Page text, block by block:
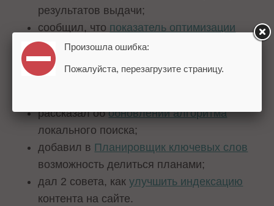
результатов выдачи;
сообщил, что показатель оптимизации
Google Adsстал доступен для кампаний
КМС;
позволил читать сообщения, не покидая
рассказал обобновлении алгоритма
локального поиска;
добавил в Планировщик ключевых слов
возможность делиться планами;
дал 2 совета, какулучшить индексацию
контента на сайте.
Произошла ошибка:
Пожалуйста, перезагрузите страницу.